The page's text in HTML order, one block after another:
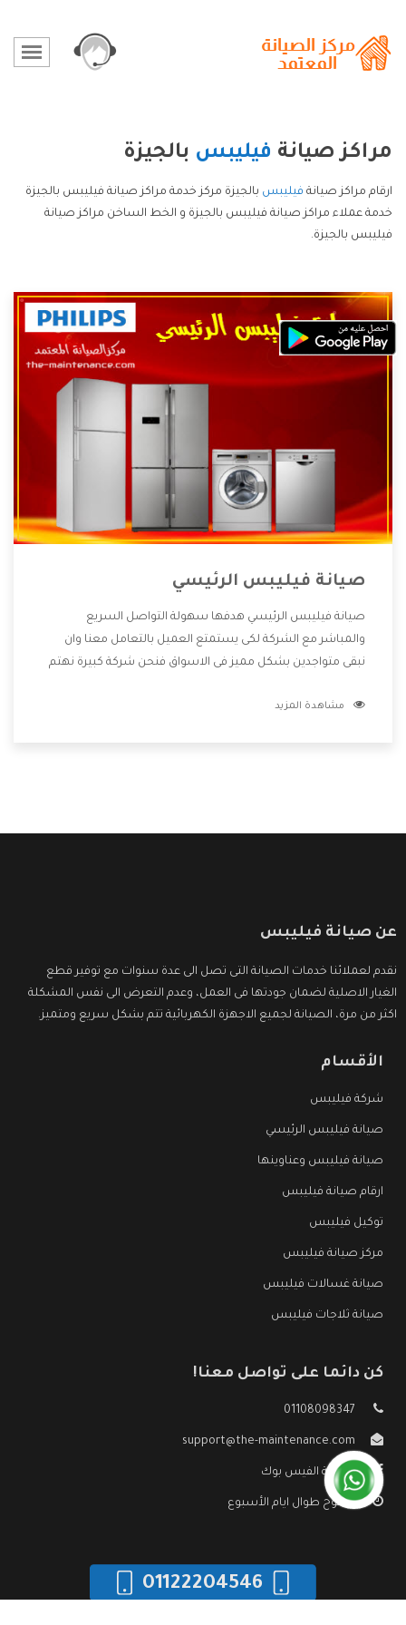
مراكز صيانة فيليبس بالجيزة
ارقام مراكز صيانة فيليبس بالجيزة مركز خدمة مراكز صيانة فيليبس بالجيزة
خدمة عملاء مراكز صيانة فيليبس بالجيزة و الخط الساخن مراكز صيانة
فيليبس بالجيزة.
صيانة فيليبس الرئيسي
صيانة فيليبس الرئيسي هدفها سهولة التواصل السريع
والمباشر مع الشركة لكى يستمتع العميل بالتعامل معنا وان
نبقى متواجدين بشكل مميز فى الاسواق فنحن شركة كبيرة نهتم
الشركة بها والتى تكون منها خدمة الصيانة التى تكون من أهم
مشاهدة المزيد
عن صيانة فيليبس
نقدم لعملائنا خدمات الصيانة التى تصل الى عدة سنوات مع توفير قطع
الغيار الاصلية لضمان جودتها فى العمل، وعدم التعرض الى نفس المشكلة
اكثر من مرة، الصيانة لجميع الاجهزة الكهربائية تتم بشكل سريع ومتميز.
الأقسام
شركة فيليبس
صيانة فيليبس الرئيسي
صيانة فيليبس وعناوينها
ارقام صيانة فيليبس
توكيل فيليبس
مركز صيانة فيليبس
صيانة غسالات فيليبس
صيانة ثلاجات فيليبس
كن دائما على تواصل معنا!
01108098347
support@the-maintenance.com
صفحة الفيس بوك
مفتوح طوال ايام الأسبوع
01122204546